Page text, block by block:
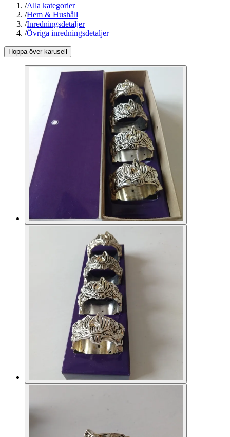
/Alla kategorier
/Hem & Hushåll
/Inredningsdetaljer
/Övriga inredningsdetaljer
Hoppa över karusell